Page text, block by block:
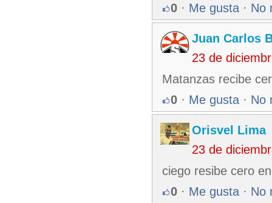
0 · Me gusta · No
Juan Carlos
23 de
Matanzas recibe
0 · Me gusta · No
Orisvel Lima
23 de
ciego resibe cero
0 · Me gusta · No